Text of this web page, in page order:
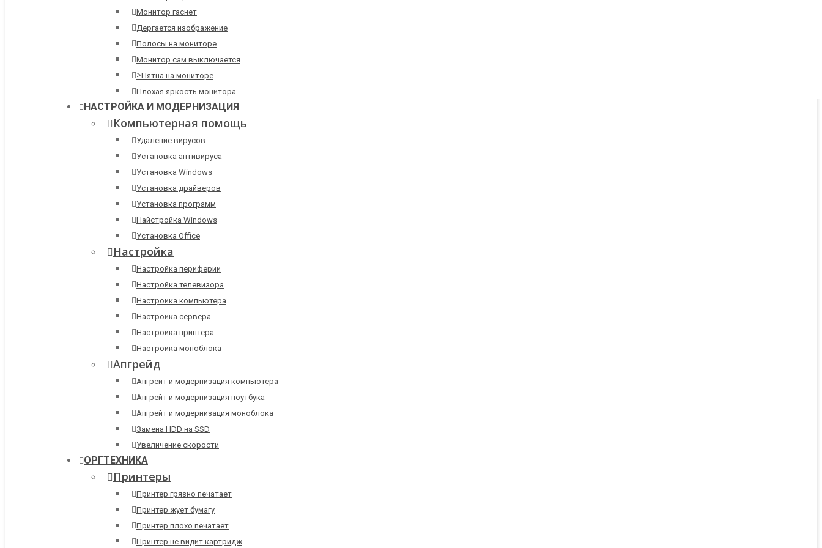
Монитор гаснет
Дергается изображение
Полосы на мониторе
Монитор сам выключается
>Пятна на мониторе
Плохая яркость монитора
НАСТРОЙКА И МОДЕРНИЗАЦИЯ
Компьютерная помощь
Удаление вирусов
Установка антивируса
Установка Windows
Установка драйверов
Установка программ
Найстройка Windows
Установка Office
Настройка
Настройка периферии
Настройка телевизора
Настройка компьютера
Настройка сервера
Настройка принтера
Настройка моноблока
Апгрейд
Апгрейт и модернизация компьютера
Апгрейт и модернизация ноутбука
Апгрейт и модернизация моноблока
Замена HDD на SSD
Увеличение скорости
ОРГТЕХНИКА
Принтеры
Принтер грязно печатает
Принтер жует бумагу
Принтер плохо печатает
Принтер не видит картридж